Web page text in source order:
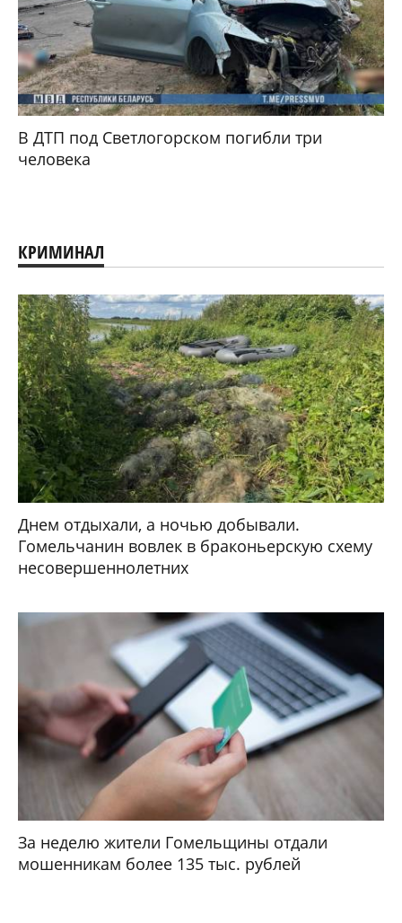
В ДТП под Светлогорском погибли три
человека
КРИМИНАЛ
Днем отдыхали, а ночью добывали.
Гомельчанин вовлек в браконьерскую схему
несовершеннолетних
За неделю жители Гомельщины отдали
мошенникам более 135 тыс. рублей